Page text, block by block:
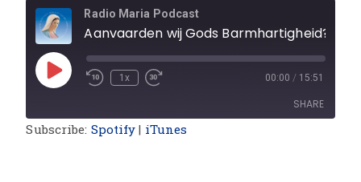
Radio Maria Podcast
1x 00:00 / 15:51
SHARE
Subscribe: Spotify | iTunes